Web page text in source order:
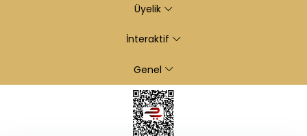
Üyelik
İnteraktif
Genel